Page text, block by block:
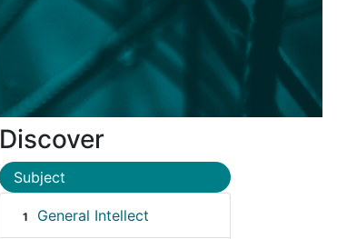
Discover
Subject
1 General Intellect